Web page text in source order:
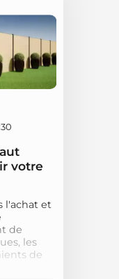
votre
l'achat et
de
les
de